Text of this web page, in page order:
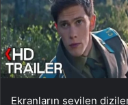
Ekranların sevilen